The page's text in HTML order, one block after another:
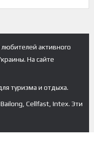
активного
На сайте
туризма и отдыха.
Cellfast, Intex. Эти